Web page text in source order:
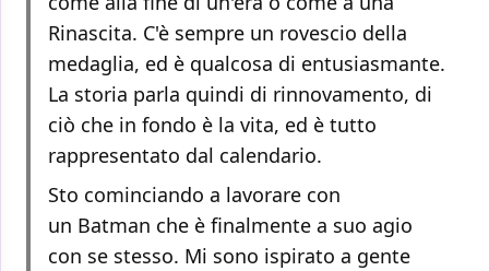
Rinascita. C'è sempre un rovescio della
medaglia, ed è qualcosa di entusiasmante.
La storia parla quindi di rinnovamento, di
ciò che in fondo è la vita, ed è tutto
rappresentato dal calendario.
Sto cominciando a lavorare con
un Batman che è finalmente a suo agio
con se stesso. Mi sono ispirato a gente